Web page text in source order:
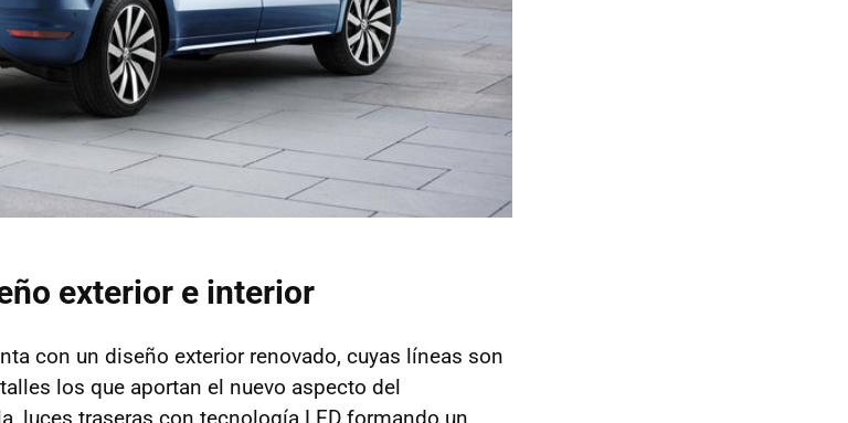
exterior e interior
con un diseño exterior renovado, cuyas líneas son
los que aportan el nuevo aspecto del